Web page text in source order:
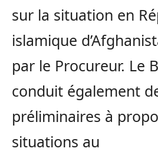
sur la situation en
islamique
par le Procureur. Le
conduit également
préliminaires à
situations au